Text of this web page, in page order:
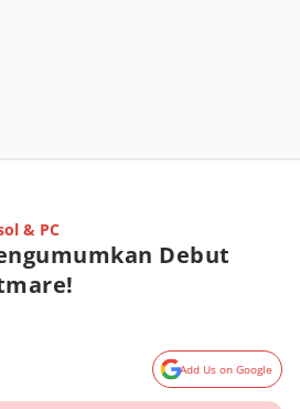
& PC
Debut
Add Us on Google